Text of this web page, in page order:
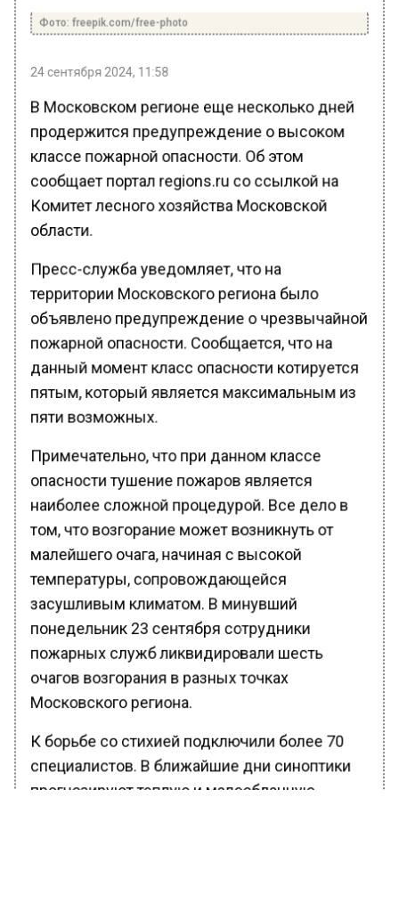
Фото: freepik.com/free-photo
24 сентября 2024, 11:58
В Московском регионе еще несколько дней
продержится предупреждение о высоком
классе пожарной опасности. Об этом
сообщает портал regions.ru со ссылкой на
Комитет лесного хозяйства Московской
области.
Пресс-служба уведомляет, что на
территории Московского региона было
объявлено предупреждение о чрезвычайной
пожарной опасности. Сообщается, что на
данный момент класс опасности котируется
пятым, который является максимальным из
пяти возможных.
Примечательно, что при данном классе
опасности тушение пожаров является
наиболее сложной процедурой. Все дело в
том, что возгорание может возникнуть от
малейшего очага, начиная с высокой
температуры, сопровождающейся
засушливым климатом. В минувший
понедельник 23 сентября сотрудники
пожарных служб ликвидировали шесть
очагов возгорания в разных точках
Московского региона.
К борьбе со стихией подключили более 70
специалистов. В ближайшие дни синоптики
прогнозируют теплую и малооблачную